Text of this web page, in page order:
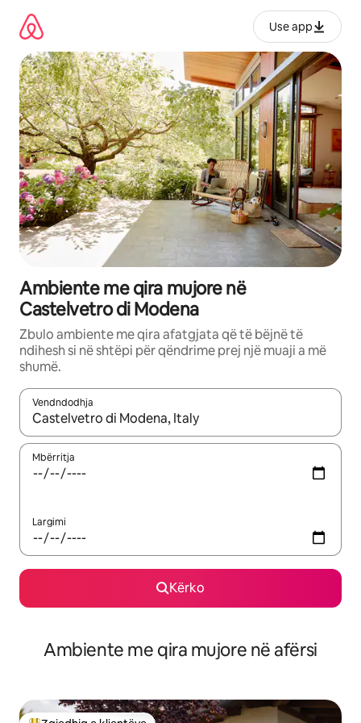
përmbajtja
Use app
Ambiente me qira mujore në
Castelvetro di Modena
Zbulo ambiente me qira afatgjata që të bëjnë të
ndihesh si në shtëpi për qëndrime prej një muaji a më
shumë.
Vendndodhja
Kur rezultatet të jenë të disponueshme, lëviz me butonat e
Mbërritja
Largimi
Kërko
Ambiente me qira mujore në afërsi